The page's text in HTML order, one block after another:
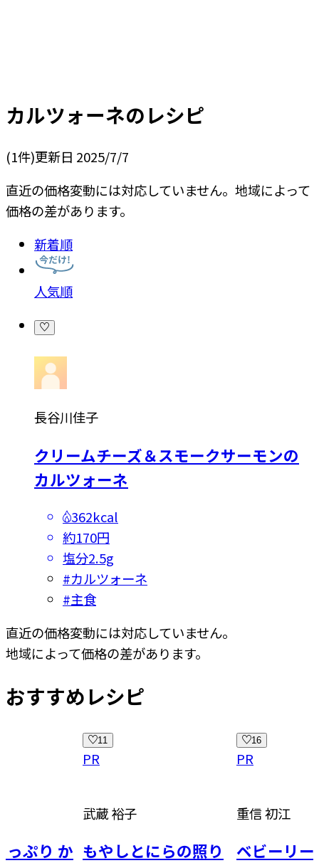
カルツォーネのレシピ
(1件)更新日 2025/7/7
直近の価格変動には対応していません。地域によって
価格の差があります。
新着順
人気順
長谷川佳子
クリームチーズ＆スモークサーモンの
カルツォーネ
362kcal
約170円
塩分2.5g
#カルツォーネ
#主食
直近の価格変動には対応していません。
地域によって価格の差があります。
おすすめレシピ
っぷり か
11
PR
武蔵 裕子
もやしとにらの照り
16
PR
重信 初江
ベビーリ